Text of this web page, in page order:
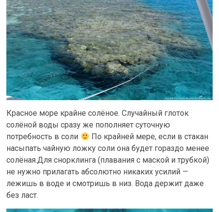
Красное море крайне солёное. Случайный глоток
солёной воды сразу же пополняет суточную
потребность в соли
По крайней мере, если в стакан
насыпать чайную ложку соли она будет гораздо менее
солёная.Для снорклинга (плавания с маской и трубкой)
не нужно прилагать абсолютно никаких усилий —
лежишь в воде и смотришь в низ. Вода держит даже
без ласт.